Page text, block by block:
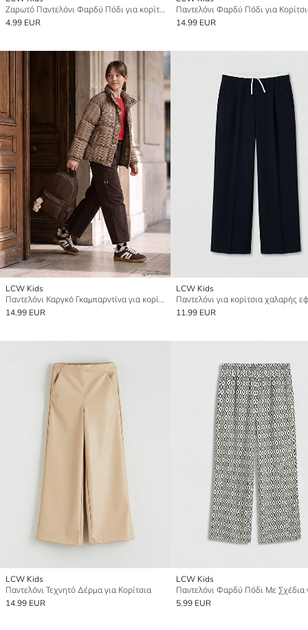
Ζαρωτό Παντελόνι Φαρδύ Πόδι για κορίτσια
4.99 EUR
Παντελόνι Φαρδύ Πόδι για
14.99 EUR
LCW Kids
Παντελόνι Καργκό Γκαμπαρντίνα για κορίτσια
14.99 EUR
LCW Kids
11.99 EUR
LCW Kids
Παντελόνι Τεχνητό Δέρμα για Κορίτσια
14.99 EUR
LCW Kids
5.99 EUR